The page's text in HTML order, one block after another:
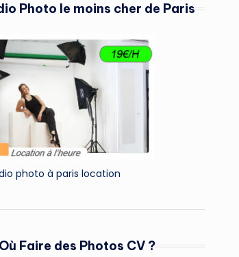
Photo le moins cher de Paris
photo à paris location
Faire des Photos CV ?